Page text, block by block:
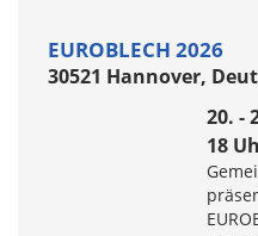
EUROBLECH 2026
30521 Hannover,
20. -
18